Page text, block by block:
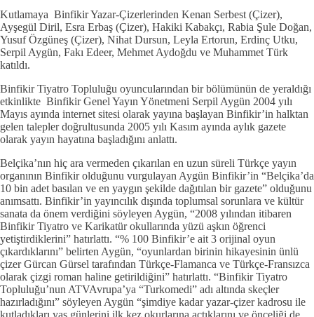
Kutlamaya Binfikir Yazar-Çizerlerinden Kenan Serbest (Çizer),
Ayşegül Diril, Esra Erbaş (Çizer), Hakiki Kabakçı, Rabia Şule Doğan,
Yusuf Özgüneş (Çizer), Nihat Dursun, Leyla Ertorun, Erdinç Utku,
Serpil Aygün, Fakı Edeer, Mehmet Aydoğdu ve Muhammet Türk
katıldı.
Binfikir Tiyatro Topluluğu oyuncularından bir bölümünün de yeraldığı
etkinlikte Binfikir Genel Yayın Yönetmeni Serpil Aygün 2004 yılı
Mayıs ayında internet sitesi olarak yayına başlayan Binfikir’in halktan
gelen talepler doğrultusunda 2005 yılı Kasım ayında aylık gazete
olarak yayın hayatına başladığını anlattı.
Belçika’nın hiç ara vermeden çıkarılan en uzun süreli Türkçe yayın
organının Binfikir olduğunu vurgulayan Aygün Binfikir’in “Belçika’da
10 bin adet basılan ve en yaygın şekilde dağıtılan bir gazete” olduğunu
anımsattı. Binfikir’in yayıncılık dışında toplumsal sorunlara ve kültür
sanata da önem verdiğini söyleyen Aygün, “2008 yılından itibaren
Binfikir Tiyatro ve Karikatür okullarında yüzü aşkın öğrenci
yetiştirdiklerini” hatırlattı. “% 100 Binfikir’e ait 3 orijinal oyun
çıkardıklarını” belirten Aygün, “oyunlardan birinin hikayesinin ünlü
çizer Gürcan Gürsel tarafından Türkçe-Flamanca ve Türkçe-Fransızca
olarak çizgi roman haline getirildiğini” hatırlattı. “Binfikir Tiyatro
Topluluğu’nun ATVAvrupa’ya “Turkomedi” adı altında skeçler
hazırladığını” söyleyen Aygün “şimdiye kadar yazar-çizer kadrosu ile
kutladıkları yaş günlerini ilk kez okurlarına açtıklarını ve önceliği de